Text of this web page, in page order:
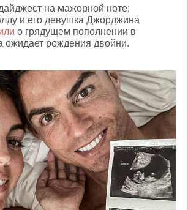
на мажорной ноте:
и его девушка Джорджина
о грядущем пополнении в
ожидает рождения двойни.